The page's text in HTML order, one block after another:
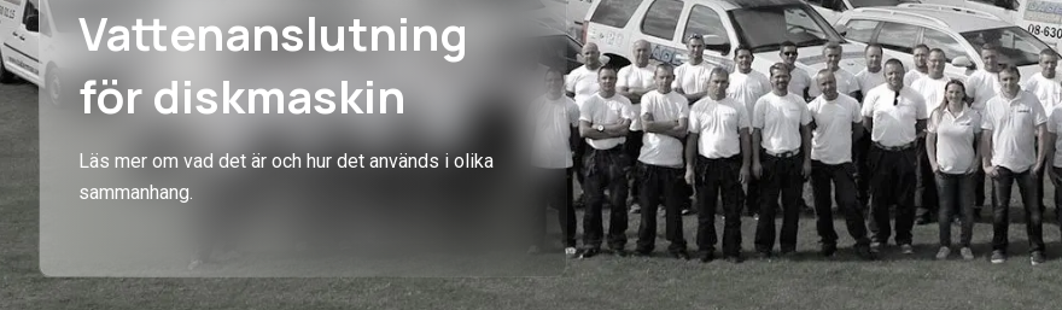
Vattenanslutning
för diskmaskin
Läs mer om vad det är och hur det används i olika
sammanhang.